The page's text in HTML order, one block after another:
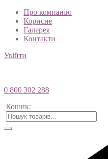
Про компанію
Корисне
Галерея
Контакти
Увійти
0 800 302 288
Кошик: